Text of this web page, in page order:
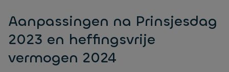
Aanpassingen na Prinsjesdag
2023 en heffingsvrije
vermogen 2024